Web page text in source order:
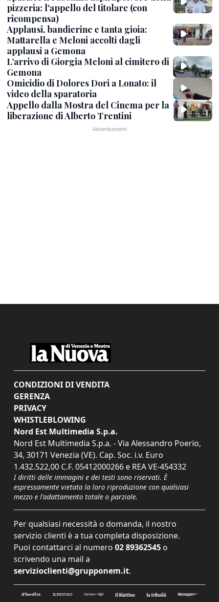
pizzeria: l'appello del titolare (con
ricompensa)
Applausi, bandierine e tanta gioia:
Mattarella e Meloni accolti dagli
applausi a Gemona
L’arrivo di Giorgia Meloni al cimitero di
Gemona
Omicidio di Dolores Dori a Lonato: il
video della sparatoria
Appello dalla Mostra del Cinema per la
liberazione di Alberto Trentini
CONDIZIONI DI VENDITA
GERENZA
PRIVACY
WHISTLEBLOWING
Nord Est Multimedia S.p.a.
Nord Est Multimedia S.p.a. - Via Alessandro Poerio,
34, 30171 Venezia (VE). Cap. Soc. i.v. Euro
1.432.522,00 C.F. 05412000266 e REA VE-454332
I diritti delle immagini e dei testi sono riservati. È
espressamente vietata la loro riproduzione con qualsiasi
mezzo e l'adattamento totale o parziale.
Per qualsiasi necessità o domanda, il nostro
servizio clienti è a tua completa disposizione.
Puoi contattarci al numero 02 89362545 o
scrivendo una mail a
servizioclienti@grupponem.it.